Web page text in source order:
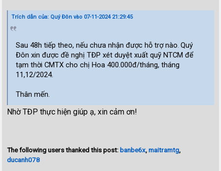
Trích dẫn của: Quý Đôn vào 07-11-2024 21:29:45
Sau 48h tiếp theo, nếu chưa nhận được hỗ trợ nào Quý
Đôn xin được đề nghị TĐP xét duyệt xuất quỹ NTCM để
tạm thời CMTX cho chị Hoa 400.000đ/tháng, tháng
11,12/2024.
Thân mến.
Nhờ TĐP thực hiện giúp ạ, xin cảm ơn!
The following users thanked this post: banbe6x,maitramtg,
ducanh078